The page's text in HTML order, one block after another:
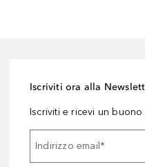
Iscriviti ora alla
Iscriviti e ricevi un
Indirizzo email*